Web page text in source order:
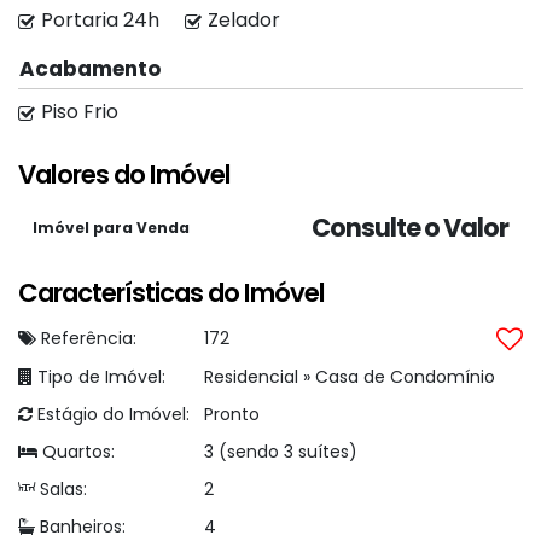
medida;
Ar-condicionado, cortinas, espelhos e box em
todos os banheiros;
desejados de Itumbiara!
Creci: CJ. 25.707
Portaria 24h
Zelador
Acabamento
Piso Frio
Valores do Imóvel
Consulte o Valor
Imóvel para Venda
Características do Imóvel
Referência:
172
Tipo de Imóvel:
Residencial » Casa de Condomínio
Estágio do Imóvel:
Pronto
Quartos:
3 (sendo 3 suítes)
Salas:
2
Banheiros:
4